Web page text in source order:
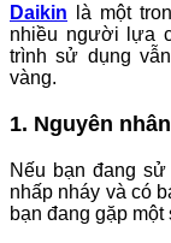
Daikin là một
nhiều người lựa
trình sử dụng
vàng.
1. Nguyên nhân
Nếu bạn đang
nhấp nháy và có
bạn đang gặp